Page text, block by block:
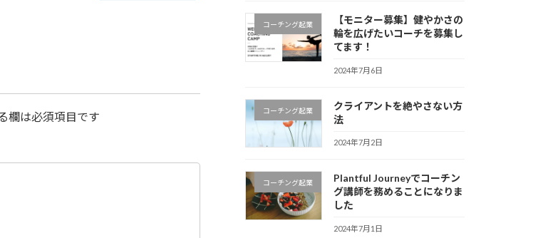
欄は必須項目です
コーチング起業
【モニター募集】健やかさの
輪を広げたいコーチを募集し
てます！
2024年7月6日
コーチング起業
クライアントを絶やさない方
法
2024年7月2日
コーチング起業
Plantful Journeyでコーチン
グ講師を務めることになりま
した
2024年7月1日